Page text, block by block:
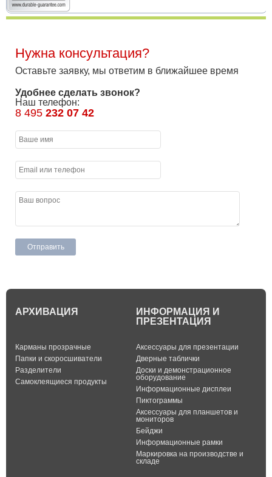
Нужна консультация?
Оставьте заявку, мы ответим в ближайшее время
Удобнее сделать звонок?
Наш телефон:
8 495 232 07 42
АРХИВАЦИЯ
Карманы прозрачные
Папки и скоросшиватели
Разделители
Самоклеящиеся продукты
ИНФОРМАЦИЯ И
ПРЕЗЕНТАЦИЯ
Аксессуары для презентации
Дверные таблички
Доски и демонстрационное
оборудование
Информационные дисплеи
Пиктограммы
Аксессуары для планшетов и
мониторов
Бейджи
Информационные рамки
Маркировка на производстве и
складе